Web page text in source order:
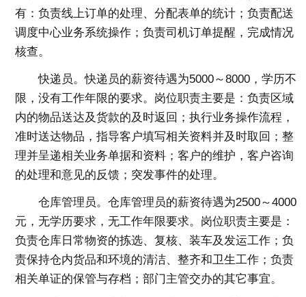
有：负责线上订单的处理、分配表单的统计；负责配送
调度中心业务系统操作；负责司机订单提醒，完成情况
核查。
快递员。快递员的薪资待遇为5000～8000，学历不
限，没有工作年限的要求。岗位职责主要是：负责区域
内的物品送达及货款的及时返回；执行业务操作流程，
准时送达物品，指导客户填写相关资料并及时取回；整
理并呈递相关业务单据和资料；客户的维护，客户咨询
的处理和意见的反馈；突发事件的处理。
仓库管理员。仓库管理员的薪资待遇为2500～4000
元，无学历要求，无工作年限要求。岗位职责主要是：
负责仓库日常物资的拣选、复核、装车及发运工作；负
责保持仓内货品和环境的清洁、整齐和卫生工作；负责
相关单证的保管与存档；部门主管交办的其它事宜。